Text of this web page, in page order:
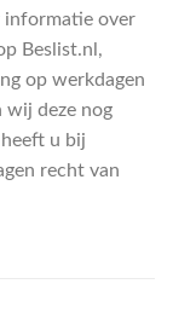
informatie over
Beslist.nl,
op werkdagen
wij deze nog
u bij
recht van